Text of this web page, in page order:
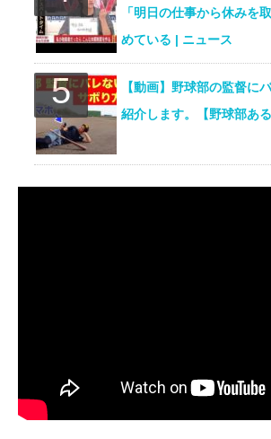
「明日の仕事から休みを
めている | ニュース
【動画】野球部の監督に
紹介します。【野球部ある